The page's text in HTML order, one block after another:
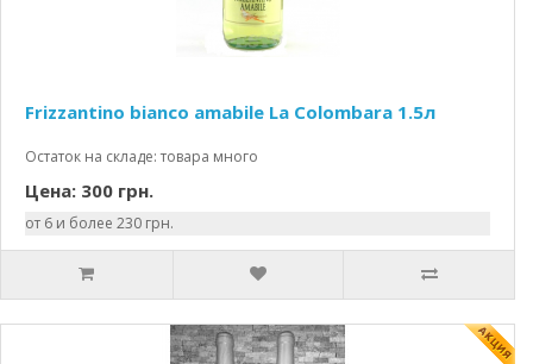
Frizzantino bianco amabile La Colombara 1.5л
Остаток на складе: товара много
Цена: 300 грн.
от 6 и более 230 грн.